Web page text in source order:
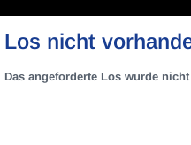
Los nicht
Das angeforderte Los wurde